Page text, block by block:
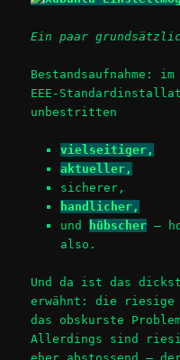
Ein paar
Bestandsaufnahme:
EEE-
unbestritten
vielseitiger,
aktueller,
sicherer,
handlicher,
und
hübscher–
also.
Und da ist das
erwähnt: die riesige
das obskurste
Allerdings sind